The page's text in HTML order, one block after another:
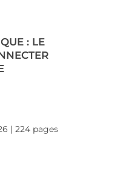
: LE
| 224 pages